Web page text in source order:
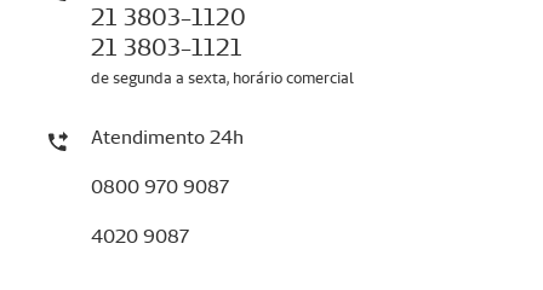
21 3803-1120
21 3803-1121
de segunda a sexta, horário comercial
Atendimento 24h
0800 970 9087
4020 9087